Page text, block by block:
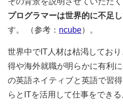
プログラマーは世界的に不足
す。 （参考： ncube）。
世界中でIT人材は枯渇してお
得や海外就職が明らかに有利
の英語ネイティブと英語で習
らとITを活用して仕事をでき